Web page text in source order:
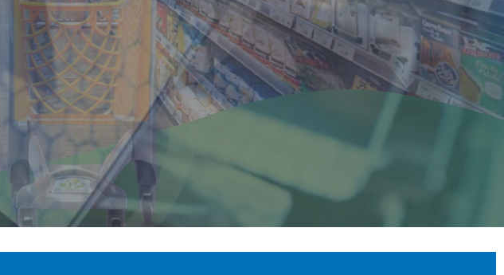
בהתאמה אישית בכל צבע, נפח, מידה ואבזור שתבחרו!
לפרטים לחץ